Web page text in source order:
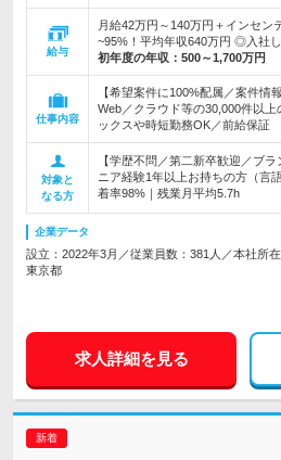
給与
月給42万円～140万円＋インセ
~95%！平均年収640万円 ◎入社
初年度の年収： 500～1,700万円
仕事内容
【希望案件に100%配属／案件情
Web／クラウド等の30,000件以
ックスや時短勤務OK／前給保証
対象と
なる方
【学歴不問／第二新卒歓迎／ブ
ニア経験1年以上お持ちの方（
着率98%｜残業月平均5.7h
企業データ
設立：2022年3月／従業員数：381人／本社所在
東京都
求人詳細を見る